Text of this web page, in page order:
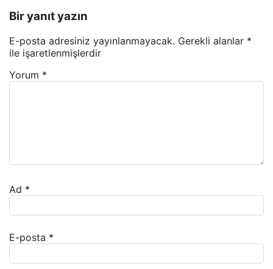
Bir yanıt yazın
E-posta adresiniz yayınlanmayacak. Gerekli alanlar *
ile işaretlenmişlerdir
Yorum *
Ad *
E-posta *